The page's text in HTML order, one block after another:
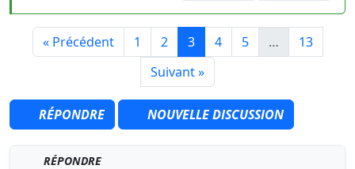
« Précédent 1 2 3 4 5 …
13
Suivant »
RÉPONDRE NOUVELLE DISCUSSION
RÉPONDRE